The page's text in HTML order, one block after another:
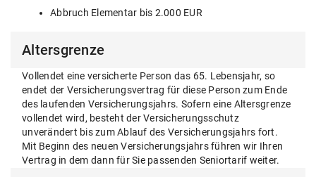
Abbruch Elementar bis 2.000 EUR
Altersgrenze
Vollendet eine versicherte Person das 65. Lebensjahr, so
endet der Versicherungsvertrag für diese Person zum Ende
des laufenden Versicherungsjahrs. Sofern eine Altersgrenze
vollendet wird, besteht der Versicherungsschutz
unverändert bis zum Ablauf des Versicherungsjahrs fort.
Mit Beginn des neuen Versicherungsjahrs führen wir Ihren
Vertrag in dem dann für Sie passenden Seniortarif weiter.